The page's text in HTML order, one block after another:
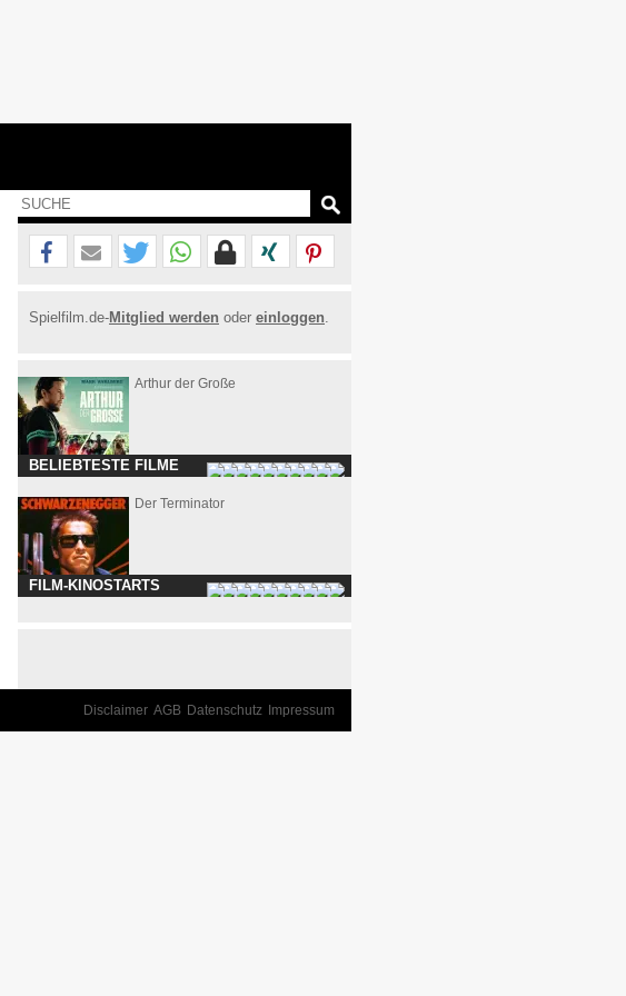
Spielfilm.de-Mitglied werden oder einloggen.
Arthur der Große
BELIEBTESTE FILME
Der Terminator
FILM-KINOSTARTS
Impressum
Datenschutz
AGB
Disclaimer